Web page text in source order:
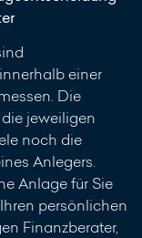
einer
Die
jeweiligen
noch die
Anlegers.
Anlage für Sie
persönlichen
Finanzberater,